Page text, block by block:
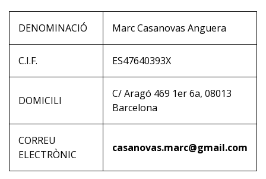
DENOMINACIÓ Marc Casanovas Anguera
C.I.F. ES47640393X
DOMICILI
C/ Aragó 469 1er 6a, 08013
Barcelona
CORREU
ELECTRÒNIC
casanovas.marc@gmail.com